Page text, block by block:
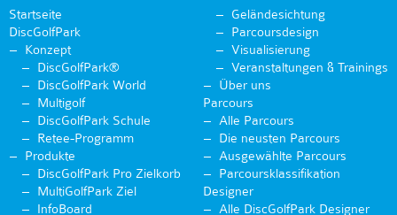
Startseite
DiscGolfPark
Konzept
DiscGolfPark®
DiscGolfPark World
Multigolf
DiscGolfPark Schule
Retee-Programm
Produkte
DiscGolfPark Pro Zielkorb
MultiGolfPark Ziel
InfoBoard
Geländesichtung
Parcoursdesign
Visualisierung
Veranstaltungen & Trainings
Über uns
Parcours
Alle Parcours
Die neusten Parcours
Ausgewählte Parcours
Parcoursklassifikation
Designer
Alle DiscGolfPark Designer